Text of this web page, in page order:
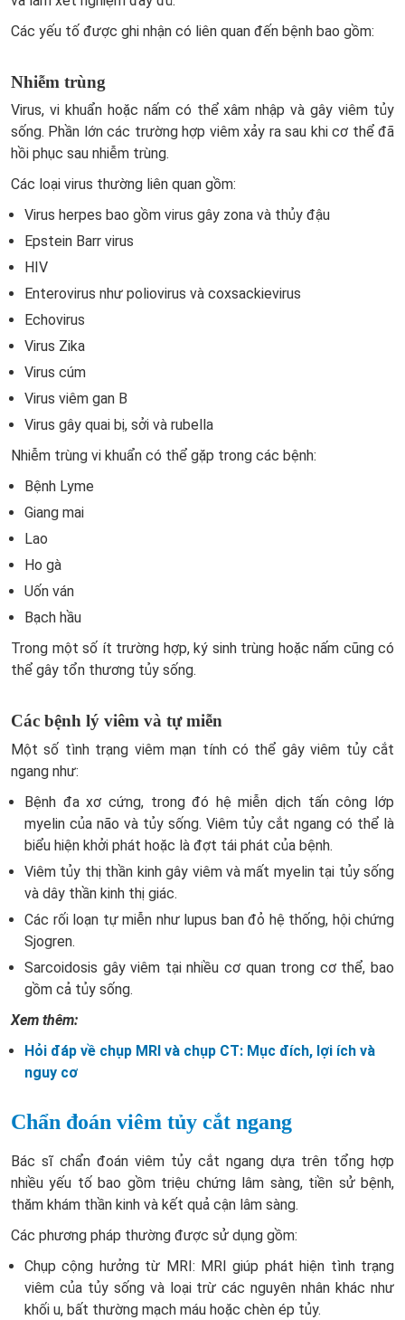
Các yếu tố được ghi nhận có liên quan đến bệnh bao gồm:
Nhiễm trùng
Virus, vi khuẩn hoặc nấm có thể xâm nhập và gây viêm tủy
sống. Phần lớn các trường hợp viêm xảy ra sau khi cơ thể đã
hồi phục sau nhiễm trùng.
Các loại virus thường liên quan gồm:
Virus herpes bao gồm virus gây zona và thủy đậu
Epstein Barr virus
HIV
Enterovirus như poliovirus và coxsackievirus
Echovirus
Virus Zika
Virus cúm
Virus viêm gan B
Virus gây quai bị, sởi và rubella
Nhiễm trùng vi khuẩn có thể gặp trong các bệnh:
Bệnh Lyme
Giang mai
Lao
Ho gà
Uốn ván
Bạch hầu
Trong một số ít trường hợp, ký sinh trùng hoặc nấm cũng có
thể gây tổn thương tủy sống.
Các bệnh lý viêm và tự miễn
Một số tình trạng viêm mạn tính có thể gây viêm tủy cắt
ngang như:
Bệnh đa xơ cứng, trong đó hệ miễn dịch tấn công lớp
myelin của não và tủy sống. Viêm tủy cắt ngang có thể là
biểu hiện khởi phát hoặc là đợt tái phát của bệnh.
Viêm tủy thị thần kinh gây viêm và mất myelin tại tủy sống
và dây thần kinh thị giác.
Các rối loạn tự miễn như lupus ban đỏ hệ thống, hội chứng
Sjogren.
Sarcoidosis gây viêm tại nhiều cơ quan trong cơ thể, bao
gồm cả tủy sống.
Xem thêm:
Hỏi đáp về chụp MRI và chụp CT: Mục đích, lợi ích và
nguy cơ
Chẩn đoán viêm tủy cắt ngang
Bác sĩ chẩn đoán viêm tủy cắt ngang dựa trên tổng hợp
nhiều yếu tố bao gồm triệu chứng lâm sàng, tiền sử bệnh,
thăm khám thần kinh và kết quả cận lâm sàng.
Các phương pháp thường được sử dụng gồm:
Chụp cộng hưởng từ MRI: MRI giúp phát hiện tình trạng
viêm của tủy sống và loại trừ các nguyên nhân khác như
khối u, bất thường mạch máu hoặc chèn ép tủy.